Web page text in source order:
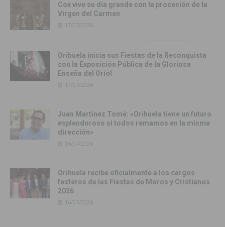
Cox vive su día grande con la procesión de la
Virgen del Carmen
17/07/2026
Orihuela inicia sus Fiestas de la Reconquista
con la Exposición Pública de la Gloriosa
Enseña del Oriol
17/07/2026
Juan Martínez Tomé: «Orihuela tiene un futuro
esplendoroso si todos remamos en la misma
dirección»
16/07/2026
Orihuela recibe oficialmente a los cargos
festeros de las Fiestas de Moros y Cristianos
2026
16/07/2026